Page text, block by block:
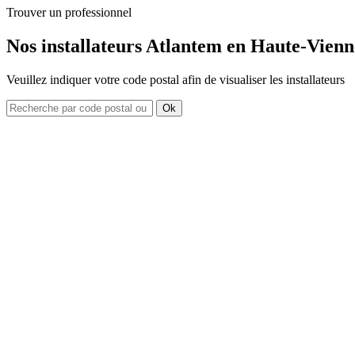
Trouver un professionnel
Nos installateurs Atlantem en Haute-
Veuillez indiquer votre code postal afin de visualiser les installateurs
Ok